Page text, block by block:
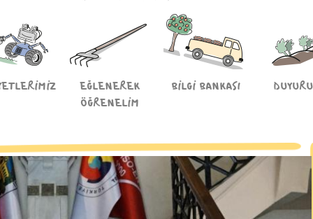
EĞLENEREK
ÖĞRENELİM
BİLGİ BANKASI